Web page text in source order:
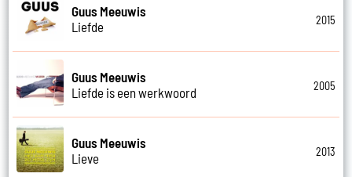
Guus Meeuwis
Liefde
2015
Guus Meeuwis
Liefde is een werkwoord
2005
Guus Meeuwis
Lieve
2013